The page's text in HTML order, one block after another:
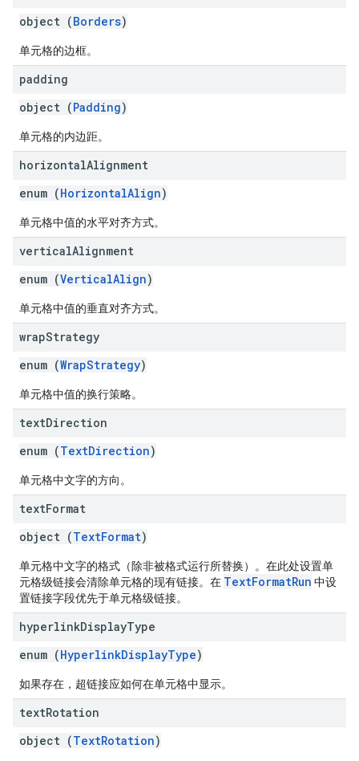
object (Borders)
单元格的边框。
padding
object (Padding)
单元格的内边距。
horizontalAlignment
enum (HorizontalAlign)
单元格中值的水平对齐方式。
verticalAlignment
enum (VerticalAlign)
单元格中值的垂直对齐方式。
wrapStrategy
enum (WrapStrategy)
单元格中值的换行策略。
textDirection
enum (TextDirection)
单元格中文字的方向。
textFormat
object (TextFormat)
单元格中文字的格式（除非被格式运行所替换）。在此处设置单
元格级链接会清除单元格的现有链接。在 TextFormatRun 中设
置链接字段优先于单元格级链接。
hyperlinkDisplayType
enum (HyperlinkDisplayType)
如果存在，超链接应如何在单元格中显示。
textRotation
object (TextRotation)